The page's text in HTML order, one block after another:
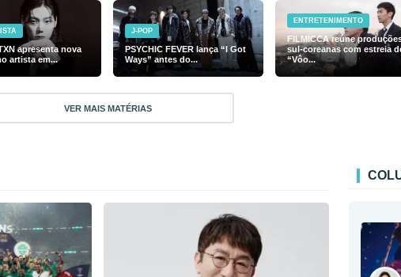
apresenta nova
artista em...
J-POP
PSYCHIC FEVER lança “I Got
Ways” antes do...
ENTRETENIMENTO
FILMICCA reúne
sul-coreanas com estreia
“Vôo...
VER MAIS MATÉRIAS